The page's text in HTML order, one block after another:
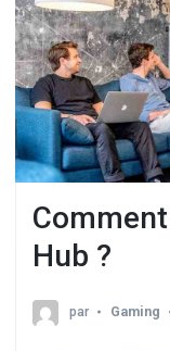
Hub ?
par Gaming